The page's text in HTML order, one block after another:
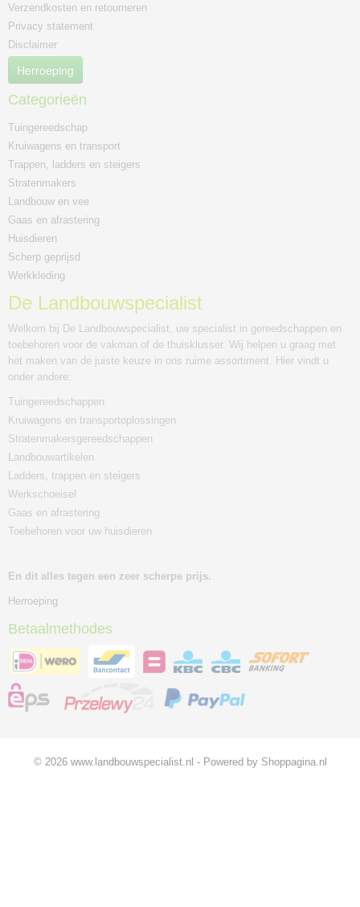
Verzendkosten en retourneren
Privacy statement
Disclaimer
Herroeping
Categorieën
Tuingereedschap
Kruiwagens en transport
Trappen, ladders en steigers
Stratenmakers
Landbouw en vee
Gaas en afrastering
Huisdieren
Scherp geprijsd
Werkkleding
De Landbouwspecialist
Welkom bij De Landbouwspecialist, uw specialist in gereedschappen en
toebehoren voor de vakman of de thuisklusser. Wij helpen u graag met
het maken van de juiste keuze in ons ruime assortiment. Hier vindt u
onder andere:
Tuingereedschappen
Kruiwagens en transportoplossingen
Stratenmakersgereedschappen
Landbouwartikelen
Ladders, trappen en steigers
Werkschoeisel
Gaas en afrastering
Toebehoren voor uw huisdieren
En dit alles tegen een zeer scherpe prijs.
Herroeping
Betaalmethodes
© 2026 www.landbouwspecialist.nl - Powered by Shoppagina.nl